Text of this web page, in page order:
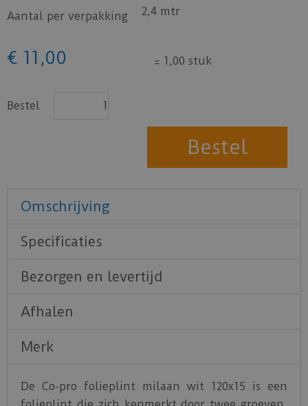
Aantal per verpakking 2,4 mtr
€ 11 ,00 = 1,00 stuk
Bestel
Omschrijving
Specificaties
Bezorgen en levertijd
Afhalen
Merk
De Co-pro folieplint milaan wit 120x15 is een